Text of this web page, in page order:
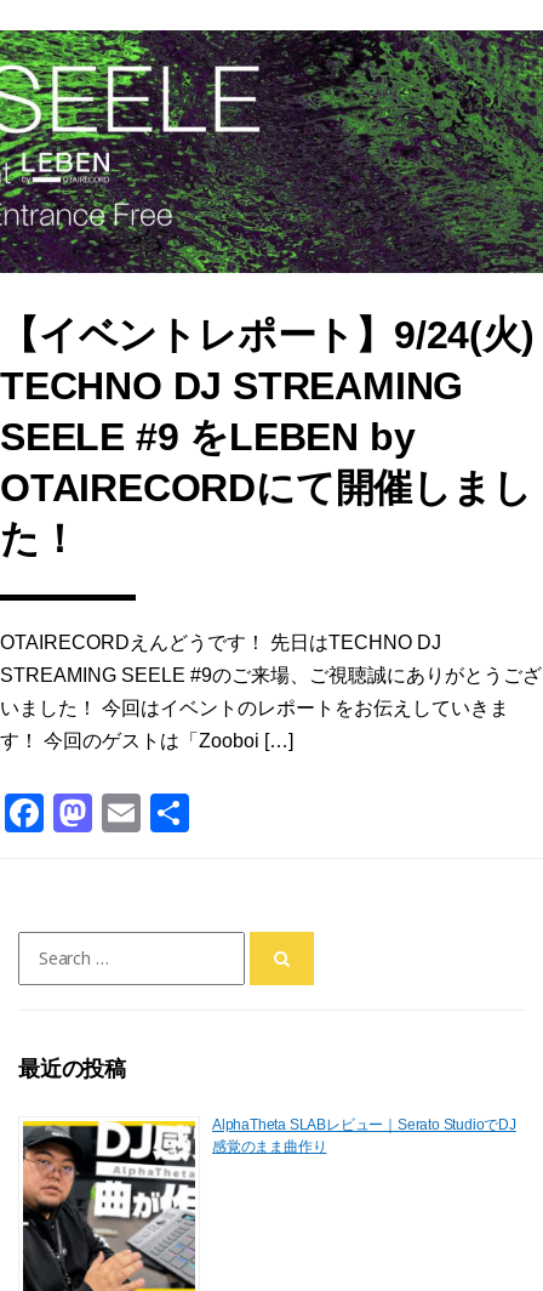
e
b
o
o
k
o
d
o
n
l
【イベントレポート】9/24(火)
TECHNO DJ STREAMING
SEELE #9 をLEBEN by
OTAIRECORDにて開催しまし
た！
OTAIRECORDえんどうです！ 先日はTECHNO DJ
STREAMING SEELE #9のご来場、ご視聴誠にありがとうござ
いました！ 今回はイベントのレポートをお伝えしていきま
す！ 今回のゲストは「Zooboi […]
F
e
b
o
k
M
o
d
n
E
l
for:
最近の投稿
AlphaTheta SLABレビュー｜Serato StudioでDJ
感覚のまま曲作り